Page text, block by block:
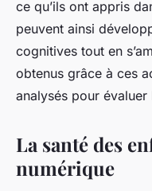
ce qu’ils ont appris
peuvent ainsi
cognitives tout en
obtenus grâce à ces
analysés pour évaluer
La santé des
numérique